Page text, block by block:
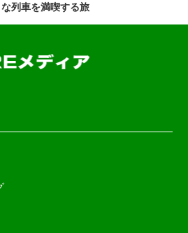
列車を満喫する旅